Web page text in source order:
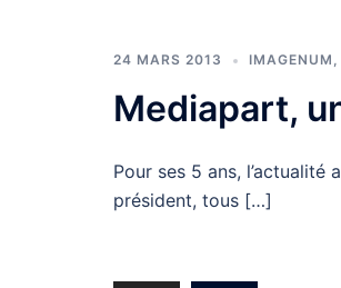
24 MARS 2013 IMAGENUM ,
Mediapart,
Pour ses 5 ans, l’actualité
président, tous […]